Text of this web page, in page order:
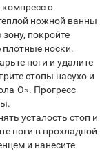
с
ножной ванны
покройте
плотные носки.
ноги и удалите
стопы насухо и
О». Прогресс
усталость стоп и
ноги в прохладной
и нанесите